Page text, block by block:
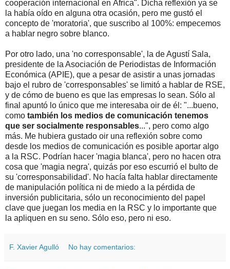
cooperación internacional en África". Dicha reflexión ya se
la había oído en alguna otra ocasión, pero me gustó el
concepto de 'moratoria', que suscribo al 100%: empecemos
a hablar negro sobre blanco.
Por otro lado, una 'no corresponsable', la de Agustí Sala,
presidente de la Asociación de Periodistas de Información
Económica (APIE), que a pesar de asistir a unas jornadas
bajo el rubro de 'corresponsables' se limitó a hablar de RSE,
y de cómo de bueno es que las empresas lo sean. Sólo al
final apuntó lo único que me interesaba oir de él: "...bueno,
como también los medios de comunicación tenemos
que ser socialmente responsables...", pero como algo
más. Me hubiera gustado oir una reflexión sobre como
desde los medios de comunicación es posible aportar algo
a la RSC. Podrían hacer 'magia blanca', pero no hacen otra
cosa que 'magia negra', quizás por eso escurrió el bulto de
su 'corresponsabilidad'. No hacía falta hablar directamente
de manipulación política ni de miedo a la pérdida de
inversión publicitaria, sólo un reconocimiento del papel
clave que juegan los media en la RSC y lo importante que
la apliquen en su seno. Sólo eso, pero ni eso.
F. Xavier Agulló No hay comentarios: